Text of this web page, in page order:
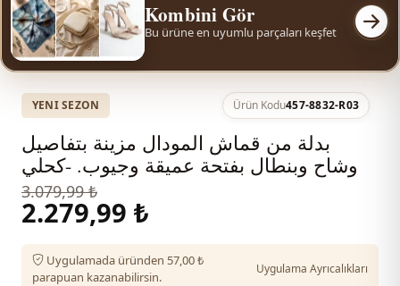
Kombini Gör
Bu ürüne en uyumlu parçaları keşfet
YENI SEZON Ürün Kodu457-8832-R03
بدلة من قماش المودال مزينة بتفاصيل
وشاح وبنطال بفتحة عميقة وجيوب. -كحلي
3.079,99 ₺
2.279,99 ₺
Uygulamada üründen 57,00 ₺
parapuan kazanabilirsin.
Uygulama Ayrıcalıkları